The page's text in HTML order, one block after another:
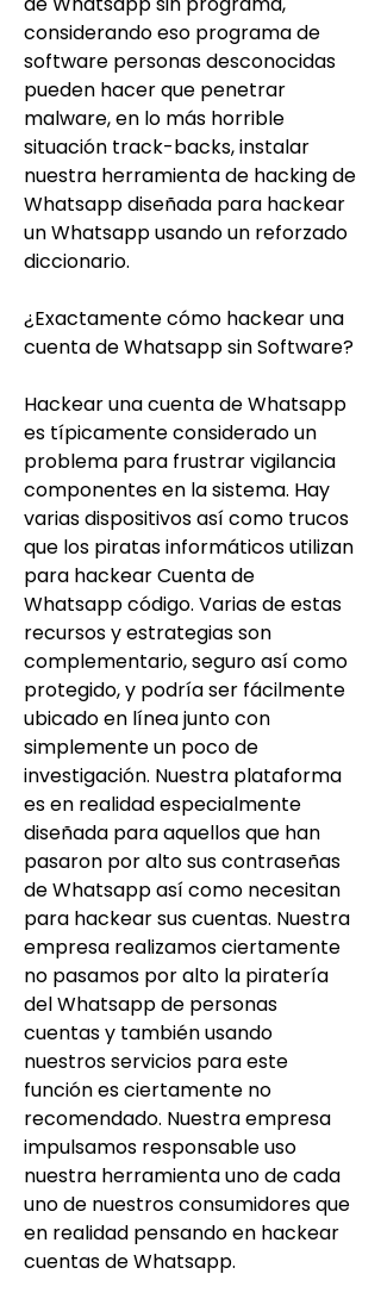
considerando eso programa de
software personas desconocidas
pueden hacer que penetrar
malware, en lo más horrible
situación track-backs, instalar
nuestra herramienta de hacking de
Whatsapp diseñada para hackear
un Whatsapp usando un reforzado
diccionario.
¿Exactamente cómo hackear una
cuenta de Whatsapp sin Software?
Hackear una cuenta de Whatsapp
es típicamente considerado un
problema para frustrar vigilancia
componentes en la sistema. Hay
varias dispositivos así como trucos
que los piratas informáticos utilizan
para hackear Cuenta de
Whatsapp código. Varias de estas
recursos y estrategias son
complementario, seguro así como
protegido, y podría ser fácilmente
ubicado en línea junto con
simplemente un poco de
investigación. Nuestra plataforma
es en realidad especialmente
diseñada para aquellos que han
pasaron por alto sus contraseñas
de Whatsapp así como necesitan
para hackear sus cuentas. Nuestra
empresa realizamos ciertamente
no pasamos por alto la piratería
del Whatsapp de personas
cuentas y también usando
nuestros servicios para este
función es ciertamente no
recomendado. Nuestra empresa
impulsamos responsable uso
nuestra herramienta uno de cada
uno de nuestros consumidores que
en realidad pensando en hackear
cuentas de Whatsapp.